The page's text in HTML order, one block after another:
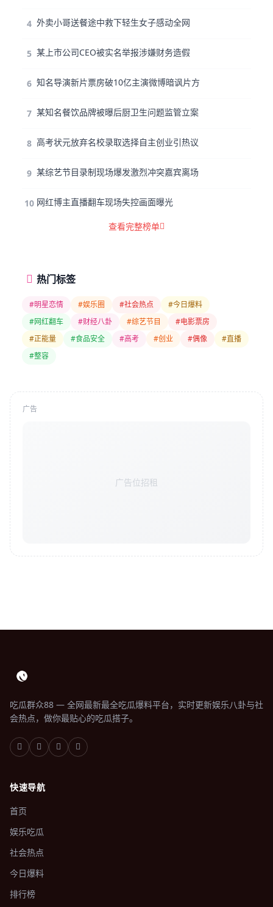
4 外卖小哥送餐途中救下轻生女子感动全网
5 某上市公司CEO被实名举报涉嫌财务造假
6 知名导演新片票房破10亿主演微博暗讽片方
7 某知名餐饮品牌被曝后厨卫生问题监管立案
8 高考状元放弃名校录取选择自主创业引热议
9 某综艺节目录制现场爆发激烈冲突嘉宾离场
10 网红博主直播翻车现场失控画面曝光
查看完整榜单
热门标签
#明星恋情 #娱乐圈 #社会热点
#今日爆料
#网红翻车
#财经八卦 #综艺节目
#电影票房
#正能量
#食品安全 #高考 #创业 #偶像
#直播
#整容
广告
广告位招租
吃瓜群众88 — 全网最新最全吃瓜爆料平台，实时更新娱乐八卦与社
会热点，做你最贴心的吃瓜搭子。
快速导航
首页
娱乐吃瓜
社会热点
今日爆料
排行榜